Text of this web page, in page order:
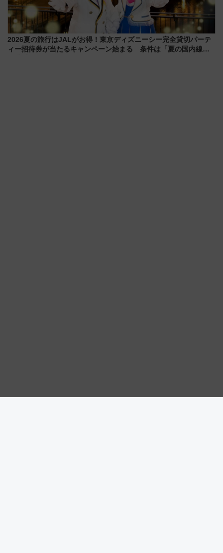
2026夏の旅行はJALがお得！東京ディズニーシー完全貸切パーテ
ィー招待券が当たるキャンペーン始まる 条件は「夏の国内線に2